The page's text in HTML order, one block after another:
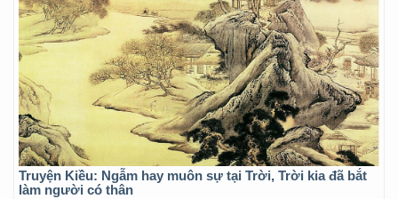
Truyện Kiều: Ngẫm hay muôn sự tại Trời, Trời kia đã bắt
làm người có thân